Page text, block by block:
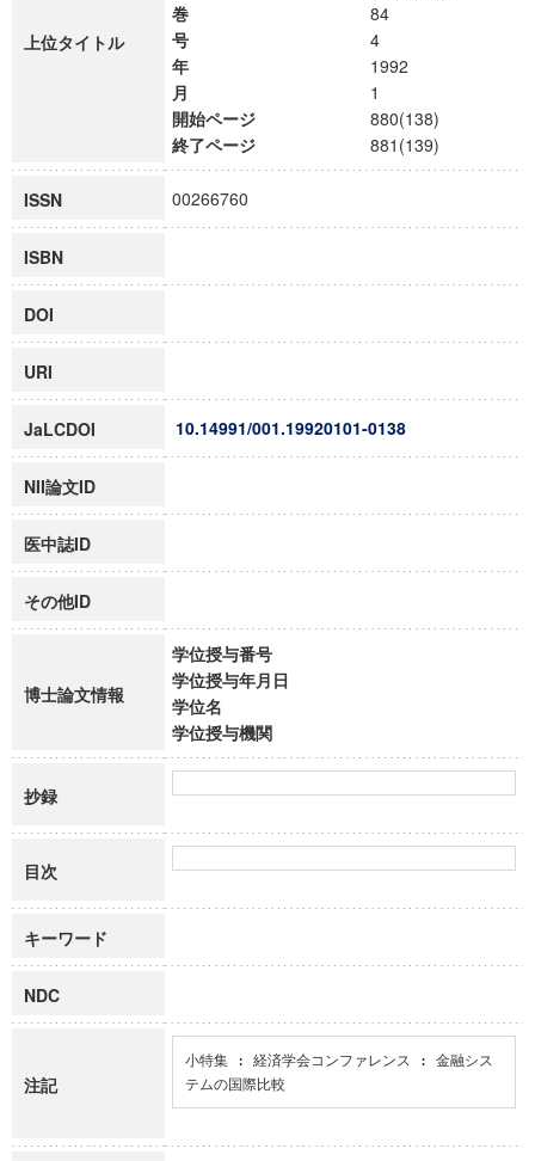
上位タイトル
巻
84
号
4
年
1992
月
1
開始ページ
880(138)
終了ページ
881(139)
ISSN 00266760
ISBN
DOI
URI
JaLCDOI 10.14991/001.19920101-0138
NII論文ID
医中誌ID
その他ID
博士論文情報
学位授与番号
学位授与年月日
学位名
学位授与機関
抄録
目次
キーワード
NDC
注記
小特集 : 経済学会コンファレンス : 金融シス
テムの国際比較